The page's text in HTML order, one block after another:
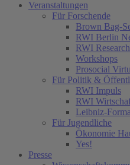
Veranstaltungen
Für Forschende
Brown Bag-
RWI Berlin
RWI
Workshops
Prosocial
Für Politik &
RWI Impuls
RWI
Leibniz-
Für Jugendliche
Ökonomie
Yes!
Presse